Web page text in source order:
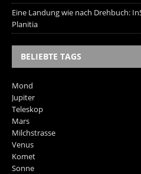
Eine Landung wie nach Drehbuch:
Planitia
BELIEBTE TAGS
Mond
Jupiter
Teleskop
Mars
Milchstrasse
Venus
Komet
Sonne